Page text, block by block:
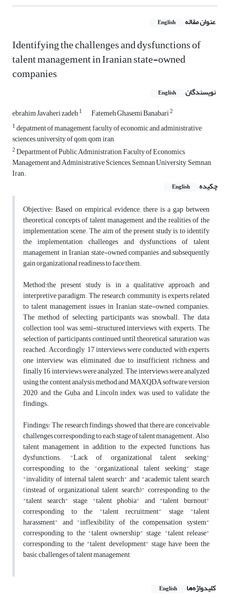
عنوان مقاله English
Identifying the challenges and dysfunctions of
talent management in Iranian state-owned
companies
نویسندگان English
ebrahim Javaheri zadeh1 Fatemeh Ghasemi Banabari2
1depatment of management, faculty of economic and administrative
sciences, university of qom, qom, iran
2Department of Public Administration, Faculty of Economics,
Management and Administrative Sciences, Semnan University, Semnan,
Iran.
چکیده
English
Objective: Based on empirical evidence, there is a gap between
theoretical concepts of talent management and the realities of the
implementation scene. The aim of the present study is to identify
the implementation challenges and dysfunctions of talent
management in Iranian state-owned companies and subsequently
gain organizational readiness to face them.
Method:the present study is in a qualitative approach and
interpretive paradigm. The research community is experts related
to talent management issues in Iranian state-owned companies.
The method of selecting participants was snowball. The data
collection tool was semi-structured interviews with experts. The
selection of participants continued until theoretical saturation was
reached. Accordingly, 17 interviews were conducted with experts,
one interview was eliminated due to insufficient richness, and
finally 16 interviews were analyzed. The interviews were analyzed
using the content analysis method and MAXQDA software version
2020, and the Guba and Lincoln index was used to validate the
findings.
Findings: The research findings showed that there are conceivable
challenges corresponding to each stage of talent management. Also,
talent management, in addition to the expected functions, has
dysfunctions. "Lack of organizational talent seeking"
corresponding to the "organizational talent seeking" stage,
"invalidity of internal talent search" and "academic talent search
(instead of organizational talent search)" corresponding to the
"talent search" stage, "talent phobia" and "talent burnout"
corresponding to the "talent recruitment" stage, "talent
harassment" and "inflexibility of the compensation system"
corresponding to the "talent ownership" stage, "talent release"
corresponding to the "talent development" stage have been the
basic challenges of talent management,
کلیدواژه‌ها English